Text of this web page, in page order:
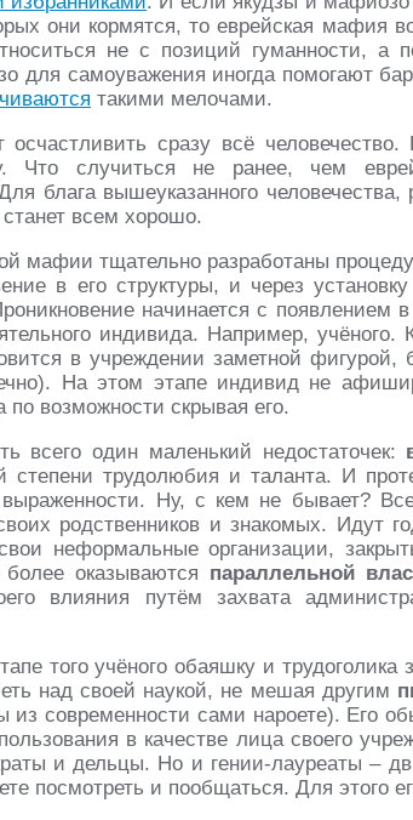
они кормятся, то еврейская мафия
не с позиций гуманности, а
для самоуважения иногда помогают
такими мелочами.
осчастливить сразу всё
Что случиться не ранее, чем
блага вышеуказанного
станет всем хорошо.
мафии тщательно разработаны
в его структуры, и через
начинается с появлением
индивида. Например,
в учреждении заметной фигурой,
На этом этапе индивид не
по возможности скрывая его.
всего один маленький недостаточек:
степени трудолюбия и таланта. И
выраженности. Ну, с кем не бывает?
родственников и знакомых. Идут
неформальные организации,
оказываются параллельной
влияния путём захвата
того учёного обаяшку и
над своей наукой, не мешая другим
из современности сами нароете). Его
в качестве лица своего
и дельцы. Но и гении-лауреаты –
посмотреть и пообщаться. Для этого